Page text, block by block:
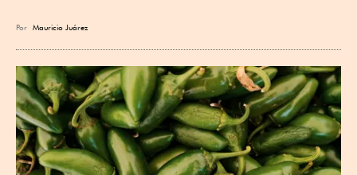
Por Mauricio Juárez